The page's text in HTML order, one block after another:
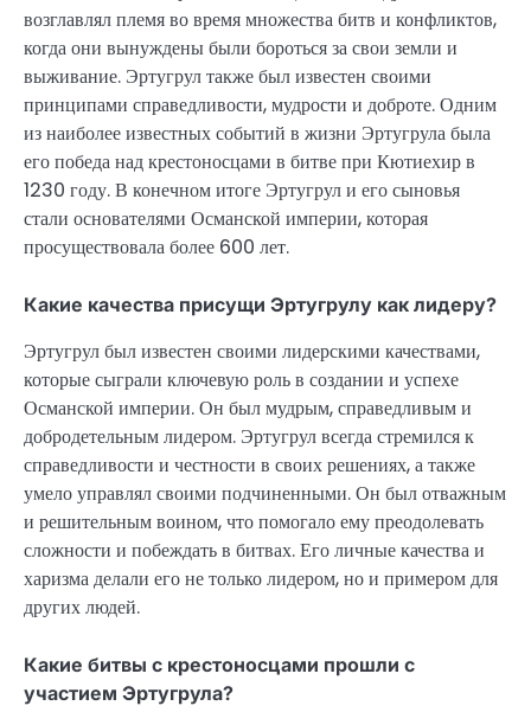
возглавлял племя во время множества битв и конфликтов,
когда они вынуждены были бороться за свои земли и
выживание. Эртугрул также был известен своими
принципами справедливости, мудрости и доброте. Одним
из наиболее известных событий в жизни Эртугрула была
его победа над крестоносцами в битве при Кютиехир в
1230 году. В конечном итоге Эртугрул и его сыновья
стали основателями Османской империи, которая
просуществовала более 600 лет.
Какие качества присущи Эртугрулу как лидеру?
Эртугрул был известен своими лидерскими качествами,
которые сыграли ключевую роль в создании и успехе
Османской империи. Он был мудрым, справедливым и
добродетельным лидером. Эртугрул всегда стремился к
справедливости и честности в своих решениях, а также
умело управлял своими подчиненными. Он был отважным
и решительным воином, что помогало ему преодолевать
сложности и побеждать в битвах. Его личные качества и
харизма делали его не только лидером, но и примером для
других людей.
Какие битвы с крестоносцами прошли с
участием Эртугрула?